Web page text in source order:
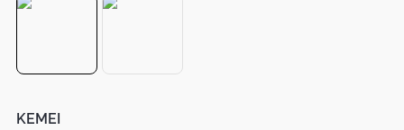
KEMEI
Cuadro
Sillas